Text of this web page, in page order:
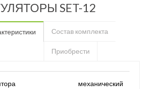
SET-12
Состав комплекта
Приобрести
механический